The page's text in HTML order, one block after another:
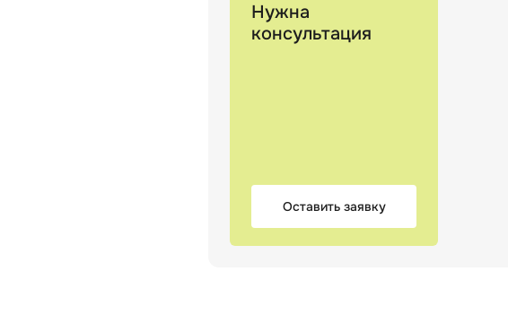
Нужна
консультация
Оставить заявку